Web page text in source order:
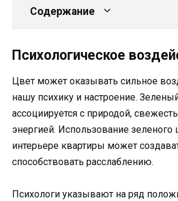
Содержание
Психологическое
Цвет может оказывать сильное
нашу психику и настроение.
ассоциируется с природой,
энергией. Использование зеленого
интерьере квартиры может
способствовать расслаблению.
Психологи указывают на ряд